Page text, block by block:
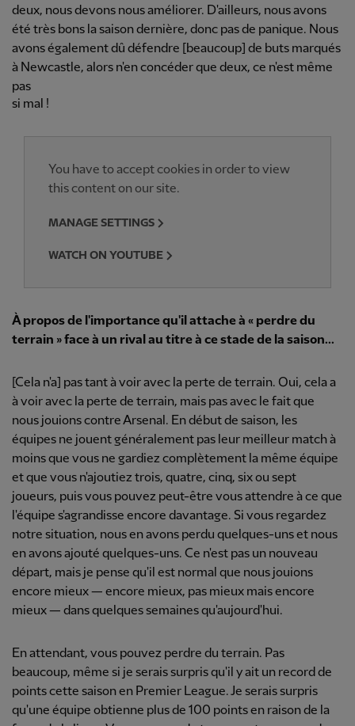
deux, nous devons nous améliorer. D'ailleurs, nous avons
été très bons la saison dernière, donc pas de panique. Nous
avons également dû défendre [beaucoup] de buts marqués
à Newcastle, alors n'en concéder que deux, ce n'est même
pas
si mal !
You have to accept cookies in order to view
this content on our site.
MANAGE SETTINGS
WATCH ON YOUTUBE
À propos de l'importance qu'il attache à « perdre du
terrain » face à un rival au titre à ce stade de la saison...
[Cela n'a] pas tant à voir avec la perte de terrain. Oui, cela a
à voir avec la perte de terrain, mais pas avec le fait que
nous jouions contre Arsenal. En début de saison, les
équipes ne jouent généralement pas leur meilleur match à
moins que vous ne gardiez complètement la même équipe
et que vous n'ajoutiez trois, quatre, cinq, six ou sept
joueurs, puis vous pouvez peut-être vous attendre à ce que
l'équipe s'agrandisse encore davantage. Si vous regardez
notre situation, nous en avons perdu quelques-uns et nous
en avons ajouté quelques-uns. Ce n'est pas un nouveau
départ, mais je pense qu'il est normal que nous jouions
encore mieux — encore mieux, pas mieux mais encore
mieux — dans quelques semaines qu'aujourd'hui.
En attendant, vous pouvez perdre du terrain. Pas
beaucoup, même si je serais surpris qu'il y ait un record de
points cette saison en Premier League. Je serais surpris
qu'une équipe obtienne plus de 100 points en raison de la